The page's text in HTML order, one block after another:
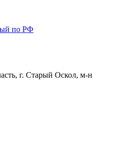
по РФ
г. Старый Оскол, м-н